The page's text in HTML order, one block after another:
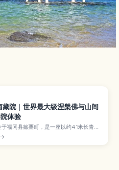
藏院｜世界最大级涅槃佛与山间
体验
福冈县篠栗町，是一座以约41米长青铜
名的佛教寺院，同时也是巡礼路线上的
。本文介绍涅槃佛与境内七福神石像等看
→